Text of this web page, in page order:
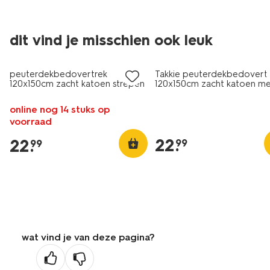
dit vind je misschien ook leuk
peuterdekbedovertrek
120x150cm zacht katoen strepen
online nog 14 stuks op
voorraad
22.
99
Takkie
120x150cm zacht katoen
22.
99
wat vind je van deze pagina?